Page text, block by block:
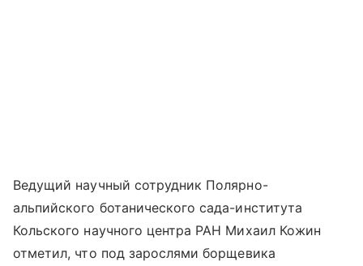
Ведущий научный сотрудник Полярно-
альпийского ботанического сада-института
Кольского научного центра РАН Михаил Кожин
отметил, что под зарослями борщевика